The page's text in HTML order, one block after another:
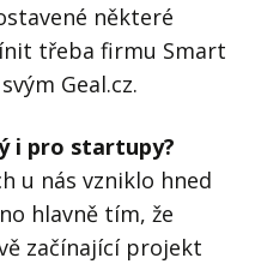
některé
třeba firmu Smart
Geal.cz.
i pro startupy?
u nás vzniklo hned
hlavně tím, že
začínající projekt